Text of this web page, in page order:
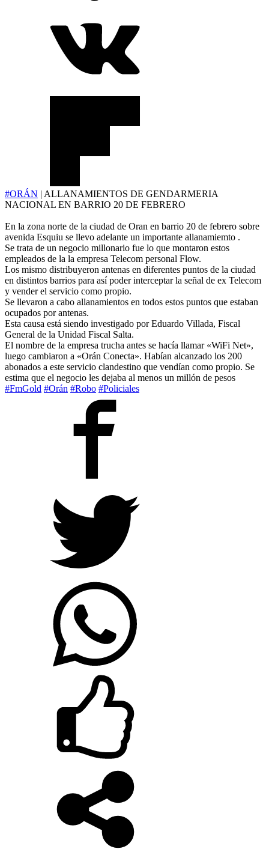
#ORÁN | ALLANAMIENTOS DE GENDARMERIA
NACIONAL EN BARRIO 20 DE FEBRERO
En la zona norte de la ciudad de Oran en barrio 20 de febrero sobre
avenida Esquiu se llevo adelante un importante allanamiemto .
Se trata de un negocio millonario fue lo que montaron estos
empleados de la la empresa Telecom personal Flow.
Los mismo distribuyeron antenas en diferentes puntos de la ciudad
en distintos barrios para así poder interceptar la señal de ex Telecom
y vender el servicio como propio.
Se llevaron a cabo allanamientos en todos estos puntos que estaban
ocupados por antenas.
Esta causa está siendo investigado por Eduardo Villada, Fiscal
General de la Unidad Fiscal Salta.
El nombre de la empresa trucha antes se hacía llamar «WiFi Net»,
luego cambiaron a «Orán Conecta». Habían alcanzado los 200
abonados a este servicio clandestino que vendían como propio. Se
estima que el negocio les dejaba al menos un millón de pesos
#FmGold #Orán #Robo #Policiales